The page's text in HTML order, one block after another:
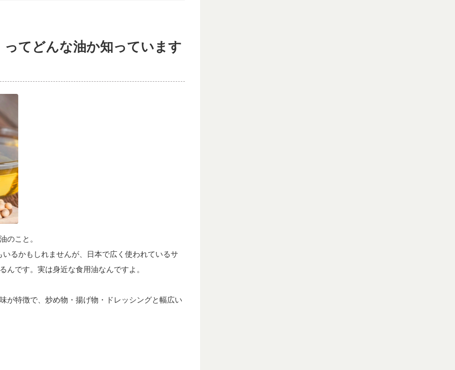
てどんな油か知っています
のこと。
るかもしれませんが、日本で広く使われているサ
です。実は身近な食用油なんですよ。
が特徴で、炒め物・揚げ物・ドレッシングと幅広い